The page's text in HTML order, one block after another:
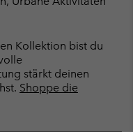
Kollektion bist du
stärkt deinen
Shoppe die